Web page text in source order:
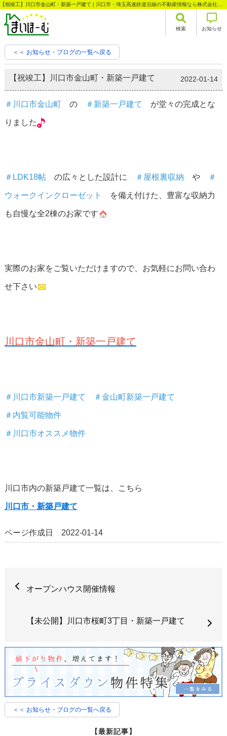
検索 お知らせ
＜＜ お知らせ・ブログの一覧へ戻る
【祝竣工】川口市金山町・新築一戸建て 2022-01-14
＃川口市金山町の ＃新築一戸建て が堂々の完成とな
りました
＃LDK18帖の広々とした設計に ＃屋根裏収納 や ＃
ウォークインクローゼット を備え付けた、豊富な収納力
も自慢な全2棟のお家です
実際のお家をご覧いただけますので、お気軽にお問い合わ
せ下さい
川口市金山町・新築一戸建て
＃川口市新築一戸建て ＃金山町新築一戸建て
＃内覧可能物件
＃川口市オススメ物件
川口市内の新築戸建て一覧は、こちら
川口市・新築戸建て
ページ作成日 2022-01-14
オープンハウス開催情報
【未公開】川口市桜町3丁目・新築一戸建て
＜＜ お知らせ・ブログの一覧へ戻る
【最新記事】